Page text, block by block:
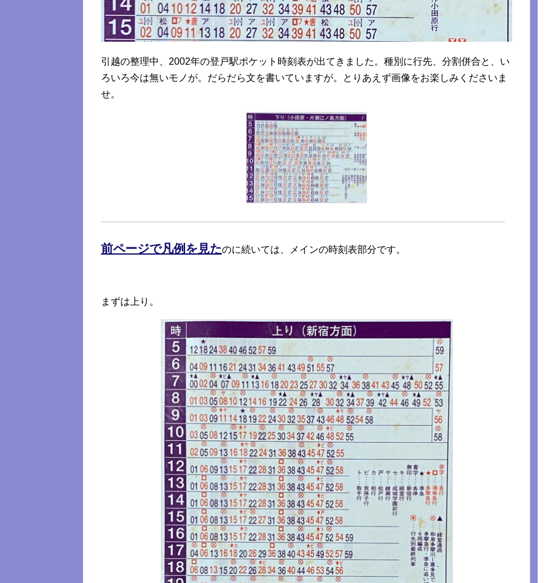
引越の整理中、2002年の登戸駅ポケット時刻表が出てきました。種別に行先、分割併合と、い
ろいろ今は無いモノが。だらだら文を書いていますが。とりあえず画像をお楽しみくださいま
せ。
前ページで凡例を見たのに続いては、メインの時刻表部分です。
まずは上り。